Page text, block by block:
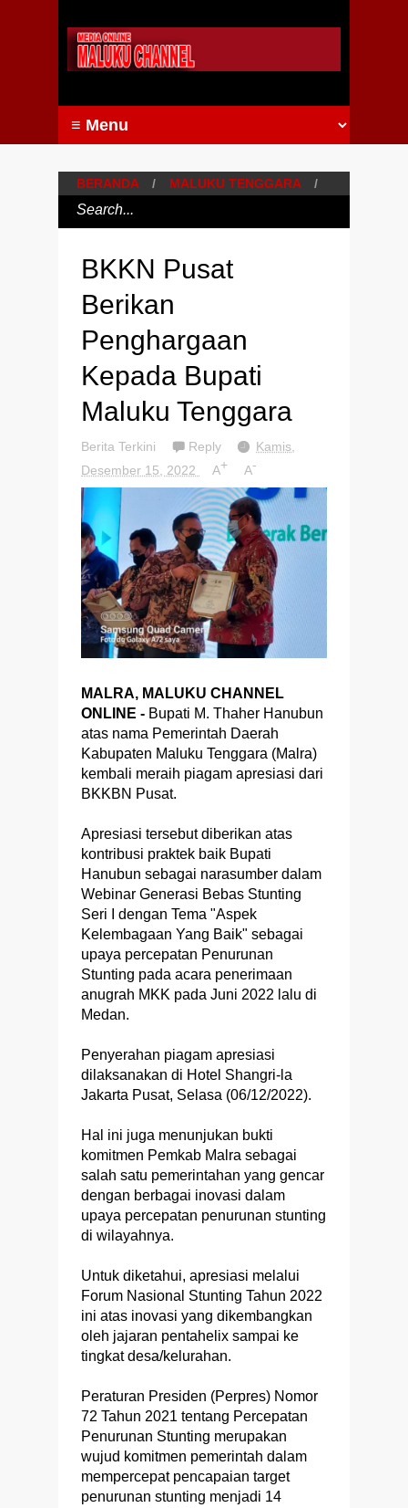
BERANDA / MALUKU TENGGARA /
BKKN Pusat
Berikan
Penghargaan
Kepada Bupati
Maluku Tenggara
Berita Terkini Reply
Kamis,
Desember 15, 2022
A+ A-
MALRA, MALUKU CHANNEL
ONLINE - Bupati M. Thaher Hanubun
atas nama Pemerintah Daerah
Kabupaten Maluku Tenggara (Malra)
kembali meraih piagam apresiasi dari
BKKBN Pusat.
Apresiasi tersebut diberikan atas
kontribusi praktek baik Bupati
Hanubun sebagai narasumber dalam
Webinar Generasi Bebas Stunting
Seri I dengan Tema "Aspek
Kelembagaan Yang Baik" sebagai
upaya percepatan Penurunan
Stunting pada acara penerimaan
anugrah MKK pada Juni 2022 lalu di
Medan.
Penyerahan piagam apresiasi
dilaksanakan di Hotel Shangri-la
Jakarta Pusat, Selasa (06/12/2022).
Hal ini juga menunjukan bukti
komitmen Pemkab Malra sebagai
salah satu pemerintahan yang gencar
dengan berbagai inovasi dalam
upaya percepatan penurunan stunting
di wilayahnya.
Untuk diketahui, apresiasi melalui
Forum Nasional Stunting Tahun 2022
ini atas inovasi yang dikembangkan
oleh jajaran pentahelix sampai ke
tingkat desa/kelurahan.
Peraturan Presiden (Perpres) Nomor
72 Tahun 2021 tentang Percepatan
Penurunan Stunting merupakan
wujud komitmen pemerintah dalam
mempercepat pencapaian target
penurunan stunting menjadi 14